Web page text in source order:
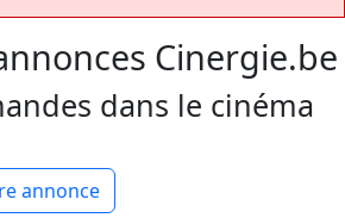
Cinergie.be
dans le cinéma
annonce